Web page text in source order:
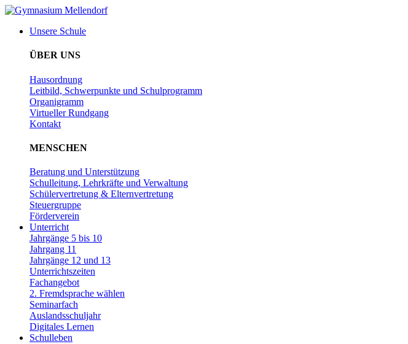
Zum
wechselnUnsere Schule
ÜBER UNS
Hausordnung
Leitbild, Schwerpunkte und Schulprogramm
Organigramm
Virtueller Rundgang
Kontakt
MENSCHEN
Beratung und Unterstützung
Schulleitung, Lehrkräfte und Verwaltung
Schülervertretung & Elternvertretung
Steuergruppe
Förderverein
Unterricht
Jahrgänge 5 bis 10
Jahrgang 11
Jahrgänge 12 und 13
Unterrichtszeiten
Fachangebot
2. Fremdsprache wählen
Seminarfach
Auslandsschuljahr
Digitales Lernen
Schulleben